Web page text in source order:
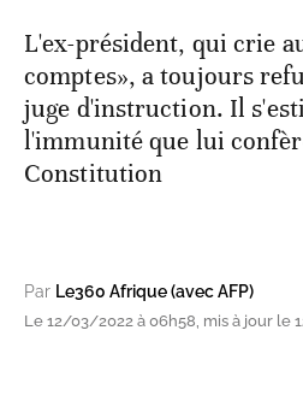
L'ex-président, qui crie
comptes», a toujours
juge d'instruction. Il
l'immunité que lui
Constitution
Par Le360 Afrique (avec AFP)
Le 12/03/2022 à 06h58, mis à jour le